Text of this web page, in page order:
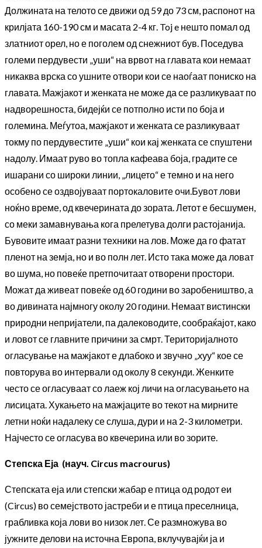
Должината на телото се движи од 59 до 73 см, распонот на
крилјата 160-190 см и масата 2-4 кг. Toj e нешто помал од
златниот орел, но е поголем од снежниот був. Поседува
големи пердувести „уши“ на врвот на главата кои немаат
никаква врска со ушните отвори кои се наоѓаат пониско на
главата. Мажјакот и женката не може да се разликуваат по
надворешноста, бидејќи се потполно исти по боја и
големина. Меѓутоа, мажјакот и женката се разликуваат
токму по пердувестите „уши“ кои кај женката се спуштени
надолу. Имаат руво во топла кафеава боја, градите се
ишарани со широки линии, „лицето“ е темно и на него
особено се оздвојуваат портокаловите очи.Бувот лови
ноќно време, од квечерината до зората. Летот е бесшумен,
со меки замавнувања кога прелетува долги растојанија.
Бувовите имаат разни техники на лов. Може да го фатат
пленот на земја, но и во полн лет. Исто така може да ловат
во шума, но повеќе претпочитаат отворени простори.
Можат да живеат повеќе од 60 години во заробеништво, а
во дивината најмногу околу 20 години. Немаат вистински
природни непријатели, па далеководите, сообраќајот, како
и ловот се главните причини за смрт. Територијалното
огласување на мажјакот е длабоко и звучно „хуу“ кое се
повторува во интервали од околу 8 секунди. Женките
често се огласуваат со лаеж кој личи на огласувањето на
лисицата. Хукањето на мажјаците во текот на мирните
летни ноќи надалеку се слуша, дури и на 2-3 километри.
Најчесто се огласува во квечерина или во зорите.
Степска Еја (науч. Circus macrourus)
Степската еја или степски жабар е птица од родот еи
(Circus) во семејството јастреби и е птица преселница,
грабливка која лови во низок лет. Се размножува во
јужните делови на источна Европа, вклучувајќи ја и